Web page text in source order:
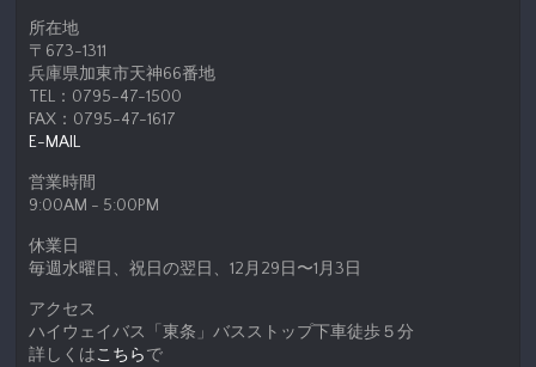
所在地
〒673-1311
兵庫県加東市天神66番地
TEL：0795-47-1500
FAX：0795-47-1617
E-MAIL
営業時間
9:00AM - 5:00PM
休業日
毎週水曜日、祝日の翌日、12月29日〜1月3日
アクセス
ハイウェイバス「東条」バスストップ下車徒歩５分
詳しくはこちらで